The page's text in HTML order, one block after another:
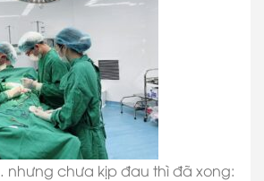
nhưng chưa kịp đau thì đã xong: